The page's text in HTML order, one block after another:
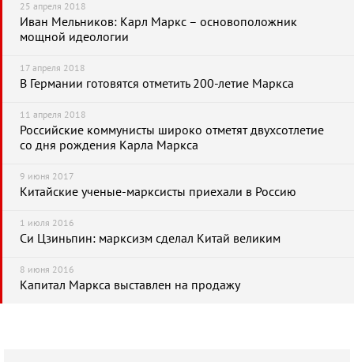
25 апреля 2018
Иван Мельников: Карл Маркс – основоположник
мощной идеологии
17 апреля 2018
В Германии готовятся отметить 200-летие Маркса
11 апреля 2018
Российские коммунисты широко отметят двухсотлетие
со дня рождения Карла Маркса
9 июня 2017
Китайские ученые-марксисты приехали в Россию
1 июля 2016
Си Цзиньпин: марксизм сделал Китай великим
8 июня 2016
Капитал Маркса выставлен на продажу